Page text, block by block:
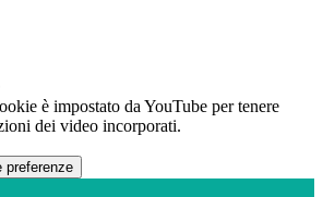
è impostato da YouTube per tenere
dei video incorporati.
preferenze